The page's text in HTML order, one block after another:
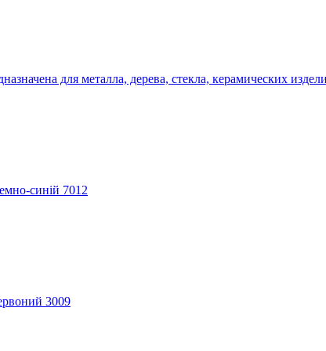
для металла, дерева, стекла, керамических
синій 7012
3009